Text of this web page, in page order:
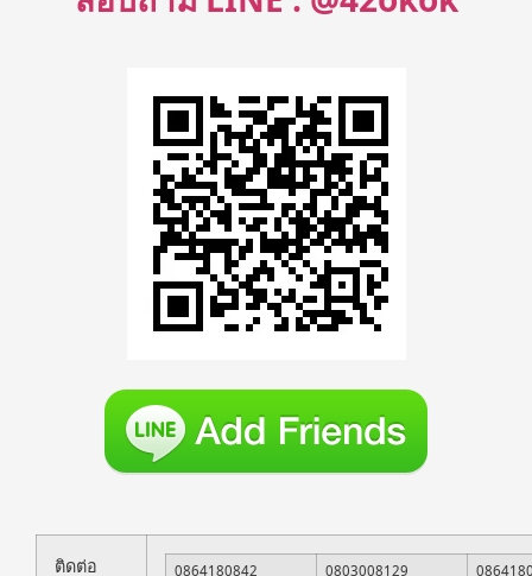
ติดต่อ
0864180842 0803008129